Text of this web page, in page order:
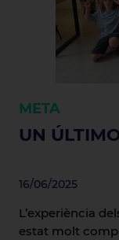
META
UN
16/06/2025
L’experiència
estat molt